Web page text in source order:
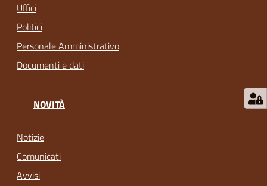
Uffici
Politici
Personale Amministrativo
Documenti e dati
NOVITÀ
Notizie
Comunicati
Avvisi